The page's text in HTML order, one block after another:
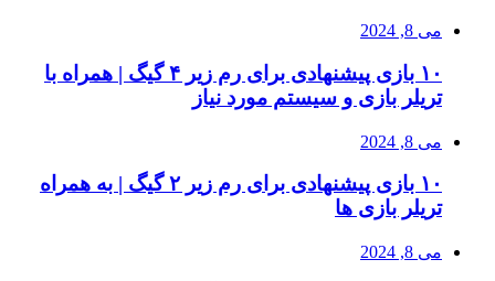
می 8, 2024
۱۰ بازی پیشنهادی برای رم زیر ۴ گیگ | همراه با
تریلر بازی و سیستم مورد نیاز
می 8, 2024
۱۰ بازی پیشنهادی برای رم زیر ۲ گیگ | به همراه
تریلر بازی ها
می 8, 2024